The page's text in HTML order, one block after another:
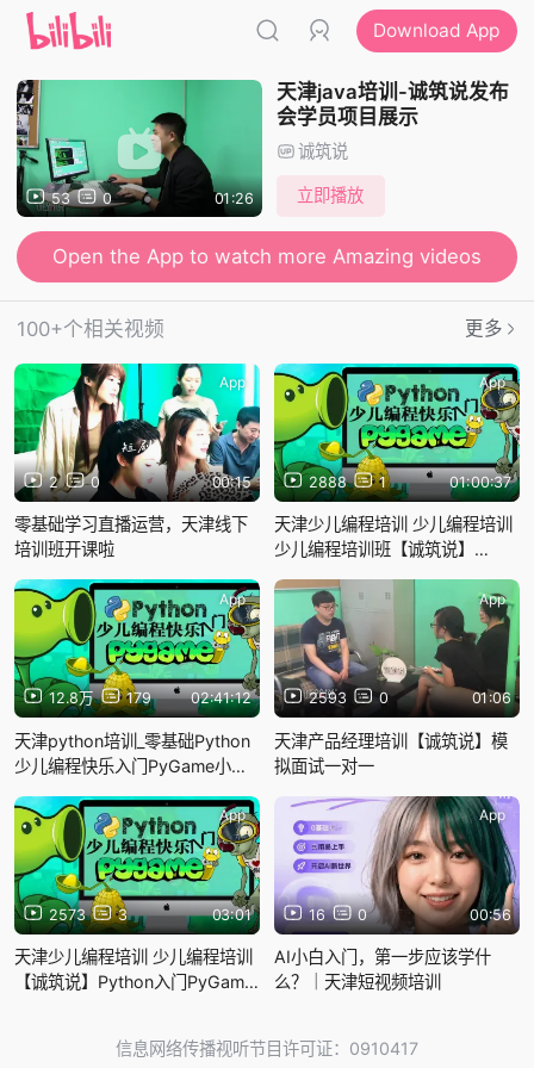
Download App
53 0 01:26
天津java培训-诚筑说发布
会学员项目展示
诚筑说
立即播放
Open the App to watch more Amazing videos
100+个相关视频 更多
2 0 00:15
App
零基础学习直播运营，天津线下
培训班开课啦
2888 1 01:00:37
App
天津少儿编程培训 少儿编程培训
少儿编程培训班【诚筑说】
章：合金弹头
12.8万 179 02:41:12
App
天津python培训_零基础Python
少儿编程快乐入门PyGame小游
2593 0 01:06
App
天津产品经理培训【诚筑说】模
拟面试一对一
2573 3 03:01
App
天津少儿编程培训 少儿编程培训
【诚筑说】Python入门PyGame
16 0 00:56
App
AI小白入门，第一步应该学什
么？｜天津短视频培训
信息网络传播视听节目许可证：0910417